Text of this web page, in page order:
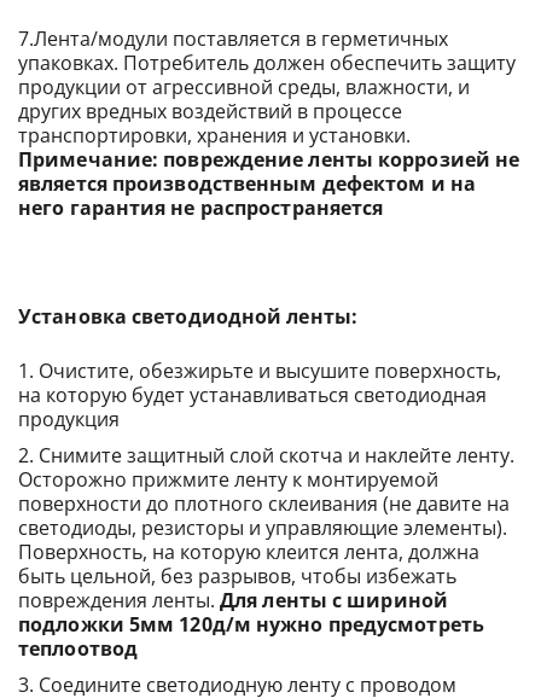
7.Лента/модули поставляется в герметичных
упаковках. Потребитель должен обеспечить защиту
продукции от агрессивной среды, влажности, и
других вредных воздействий в процессе
транспортировки, хранения и установки.
Примечание: повреждение ленты коррозией не
является производственным дефектом и на
него гарантия не распространяется
Установка светодиодной ленты:
Очистите, обезжирьте и высушите поверхность,
на которую будет устанавливаться светодиодная
продукция
Снимите защитный слой скотча и наклейте ленту.
Осторожно прижмите ленту к монтируемой
поверхности до плотного склеивания (не давите на
светодиоды, резисторы и управляющие элементы).
Поверхность, на которую клеится лента, должна
быть цельной, без разрывов, чтобы избежать
повреждения ленты. Для ленты с шириной
подложки 5мм 120д/м нужно предусмотреть
теплоотвод
Соедините светодиодную ленту с проводом